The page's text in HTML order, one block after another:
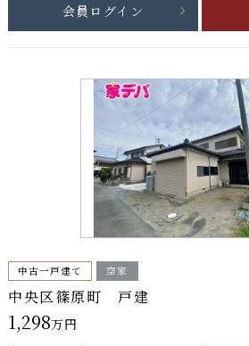
会員ログイン
中古一戸建て 空家
中央区篠原町 戸建
1,298万円